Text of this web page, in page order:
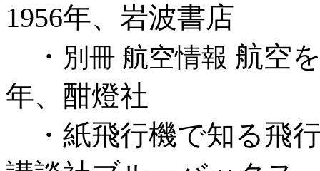
1956年、岩波書店
・ 別冊 航空情報 航空
年、酣燈社
・紙飛行機で知る飛